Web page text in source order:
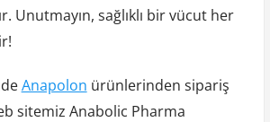
Unutmayın, sağlıklı bir vücut her
Anapolon ürünlerinden sipariş
sitemiz Anabolic Pharma